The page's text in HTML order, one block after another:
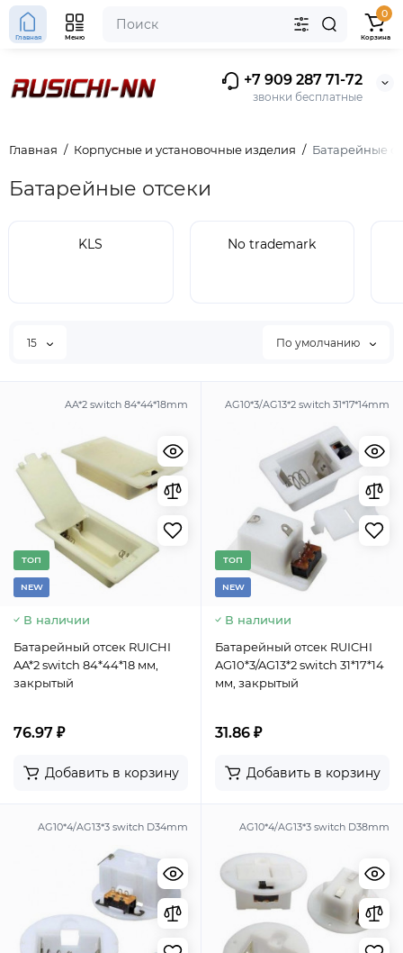
+7 909 287 71-72
звонки бесплатные
Главная Меню
0
Корзина
Главная Корпусные и установочные изделия Батарейные
Батарейные отсеки
KLS No trademark
15 По умолчанию
AA*2 switch 84*44*18mm
TОП
NEW
В наличии
Батарейный отсек RUICHI
AA*2 switch 84*44*18 мм,
закрытый
76.97 ₽
Добавить в корзину
AG10*3/AG13*2 switch 31*17*14mm
TОП
NEW
В наличии
Батарейный отсек RUICHI
AG10*3/AG13*2 switch 31*17*14
мм, закрытый
31.86 ₽
Добавить в корзину
AG10*4/AG13*3 switch D34mm AG10*4/AG13*3 switch D38mm